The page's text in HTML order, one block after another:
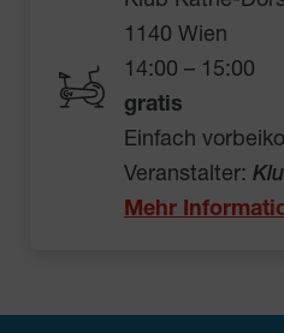
1140 Wien
14:00 – 15:00
gratis
Einfach
Veranstalter:
Mehr